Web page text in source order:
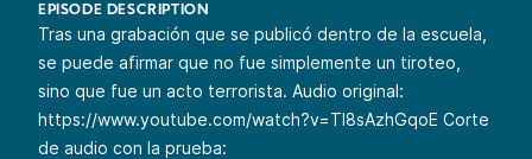
EPISODE DESCRIPTION
Tras una grabación que se publicó dentro de la escuela,
se puede afirmar que no fue simplemente un tiroteo,
sino que fue un acto terrorista. Audio original:
https://www.youtube.com/watch?v=Tl8sAzhGqoE Corte
de audio con la prueba: